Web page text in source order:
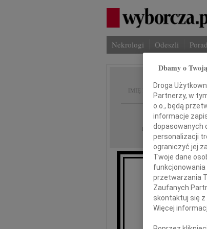
Nekrologi Odeszli
IMIĘ I NAZWISKO:
REGION: Wrocław
DATA EMISJI:
Dbamy o
Droga
Partnerzy, w tym
o.o., będą
informacje
dopasowanych
personalizacji
ograniczyć jej
Twoje dane
funkcjonowania
przetwarzania
Zaufanych
skontaktuj się
Więcej